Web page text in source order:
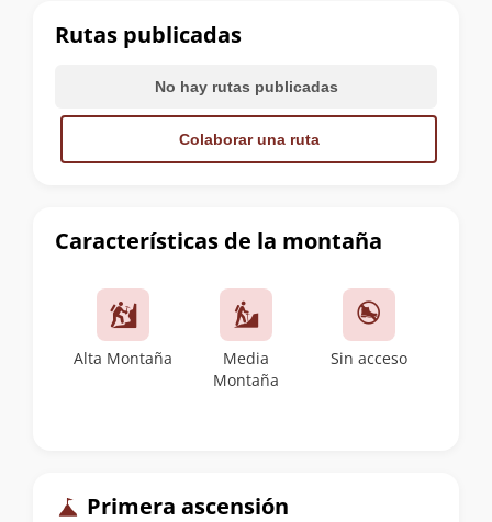
cumbre
Características de la montaña
Alta Montaña
Media
Montaña
Sin acceso
Primera ascensión
Rutas publicadas
No hay rutas publicadas
Colaborar una ruta